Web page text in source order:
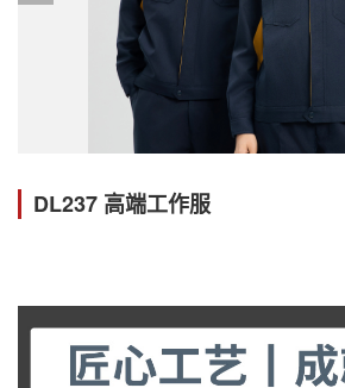
DL237 高端工作服